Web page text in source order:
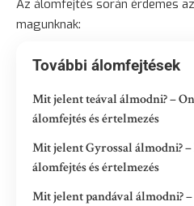
Az álomfejtés során érdemes
magunknak:
További álomfejtések
Mit jelent teával álmodni? –
álomfejtés és értelmezés
Mit jelent Gyrossal álmodni?
álomfejtés és értelmezés
Mit jelent pandával álmodni? –